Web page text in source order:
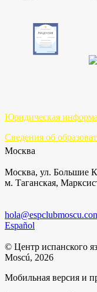
Юридическая
Сведения об
Москва
Москва, ул. Большие
м. Таганская,
Español
© Центр испанского
Moscú, 2026
Мобильная версия и